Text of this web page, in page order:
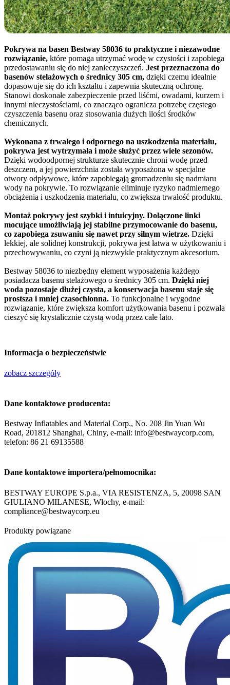
Pokrywa na basen Bestway 58036 to praktyczne i niezawodne
rozwiązanie, które pomaga utrzymać wodę w czystości i zapobiega
przedostawaniu się do niej zanieczyszczeń. Jest przeznaczona do
basenów stelażowych o średnicy 305 cm, dzięki czemu idealnie
dopasowuje się do ich kształtu i zapewnia skuteczną ochronę.
Stanowi doskonałe zabezpieczenie przed liśćmi, owadami, kurzem i
innymi nieczystościami, co znacząco ogranicza potrzebę częstego
czyszczenia basenu oraz stosowania dużych ilości środków
chemicznych.
Wykonana z trwałego i odpornego na uszkodzenia materiału,
pokrywa jest wytrzymała i może służyć przez wiele sezonów.
Dzięki wodoodpornej strukturze skutecznie chroni wodę przed
deszczem, a jej powierzchnia została wyposażona w specjalne
otwory odpływowe, które zapobiegają gromadzeniu się nadmiaru
wody na pokrywie. To rozwiązanie eliminuje ryzyko nadmiernego
obciążenia i uszkodzenia materiału, co zwiększa trwałość produktu.
Montaż pokrywy jest szybki i intuicyjny. Dołączone linki
mocujące umożliwiają jej stabilne przymocowanie do basenu,
co zapobiega zsuwaniu się nawet przy silnym wietrze. Dzięki
lekkiej, ale solidnej konstrukcji, pokrywa jest łatwa w użytkowaniu i
przechowywaniu, co czyni ją niezwykle praktycznym akcesorium.
Bestway 58036 to niezbędny element wyposażenia każdego
posiadacza basenu stelażowego o średnicy 305 cm. Dzięki niej
woda pozostaje dłużej czysta, a konserwacja basenu staje się
prostsza i mniej czasochłonna. To funkcjonalne i wygodne
rozwiązanie, które zwiększa komfort użytkowania basenu i pozwala
cieszyć się krystalicznie czystą wodą przez całe lato.
Informacja o bezpieczeństwie
zobacz szczegóły
Dane kontaktowe producenta:
Bestway Inflatables and Material Corp., No. 208 Jin Yuan Wu
Road, 201812 Shanghai, Chiny, e-mail: info@bestwaycorp.com,
telefon: 86 21 69135588
Dane kontaktowe importera/pełnomocnika:
BESTWAY EUROPE S.p.a., VIA RESISTENZA, 5, 20098 SAN
GIULIANO MILANESE, Włochy, e-mail:
compliance@bestwaycorp.eu
Produkty powiązane